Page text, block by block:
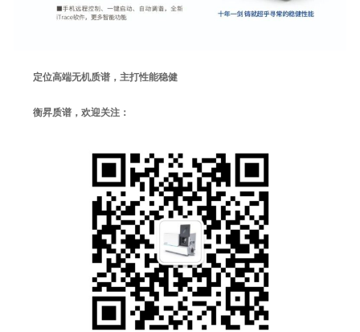
定位高端无机质谱，主打性能稳健
衡昇质谱，欢迎关注：